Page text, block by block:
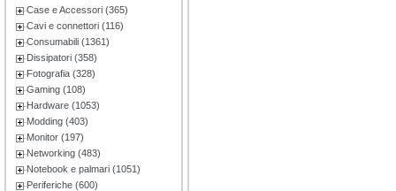
Case e Accessori (365)
Cavi e connettori (116)
Consumabili (1361)
Dissipatori (358)
Fotografia (328)
Gaming (108)
Hardware (1053)
Modding (403)
Monitor (197)
Networking (483)
Notebook e palmari (1051)
Periferiche (600)